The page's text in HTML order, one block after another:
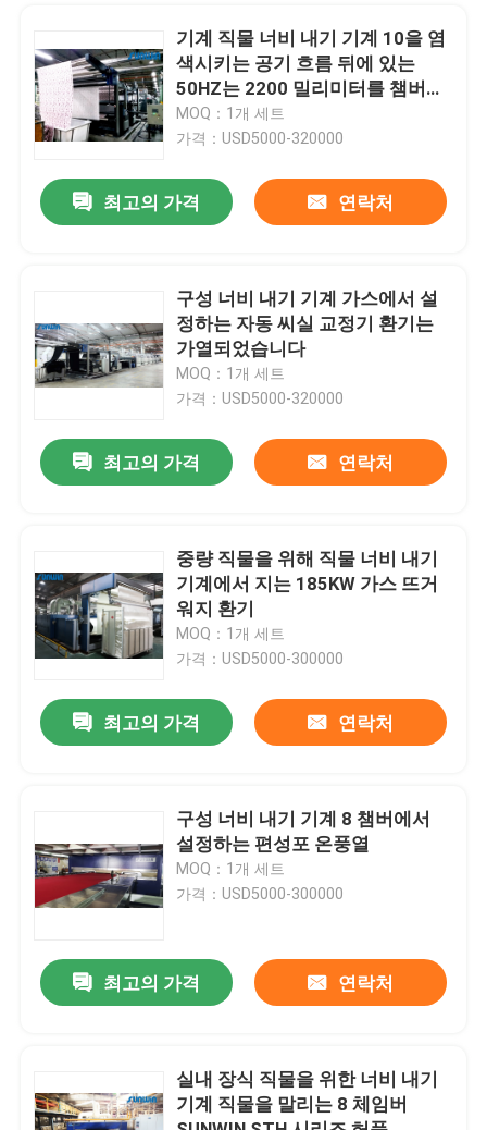
접촉
제품 소개
허풍 너비 내기 기계
구성 너비 내기 기계
직물 건조 기계
직물 완성 가공기
기계 직물 너비 내기 기계 10을 염
색시키는 공기 흐름 뒤에 있는
50HZ는 2200 밀리미터를 챔버에
수용합니다
MOQ：1개 세트
가격：USD5000-320000
최고의 가격 연락처
구성 너비 내기 기계 가스에서 설
정하는 자동 씨실 교정기 환기는
가열되었습니다
MOQ：1개 세트
가격：USD5000-320000
최고의 가격 연락처
중량 직물을 위해 직물 너비 내기
기계에서 지는 185KW 가스 뜨거
워지 환기
MOQ：1개 세트
가격：USD5000-300000
최고의 가격 연락처
구성 너비 내기 기계 8 챔버에서
설정하는 편성포 온풍열
MOQ：1개 세트
가격：USD5000-300000
최고의 가격 연락처
실내 장식 직물을 위한 너비 내기
기계 직물을 말리는 8 체임버